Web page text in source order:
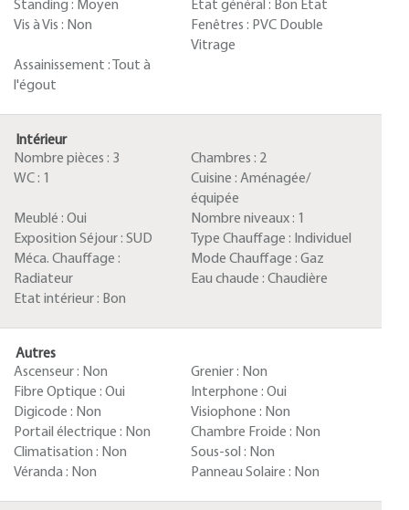
Standing : Moyen Etat général : Bon Etat
Vis à Vis : Non Fenêtres : PVC Double
Vitrage
Assainissement :
Tout à
l'égout
Intérieur
Nombre pièces : 3 Chambres : 2
WC : 1 Cuisine : Aménagée/
équipée
Meublé : Oui Nombre niveaux : 1
Exposition Séjour : SUD Type Chauffage : Individuel
Méca. Chauffage :
Radiateur
Mode Chauffage : Gaz
Eau chaude : Chaudière
Etat intérieur : Bon
Autres
Ascenseur : Non Grenier : Non
Fibre Optique : Oui Interphone : Oui
Digicode : Non Visiophone : Non
Portail électrique : Non Chambre Froide : Non
Climatisation : Non Sous-sol : Non
Véranda : Non Panneau Solaire : Non